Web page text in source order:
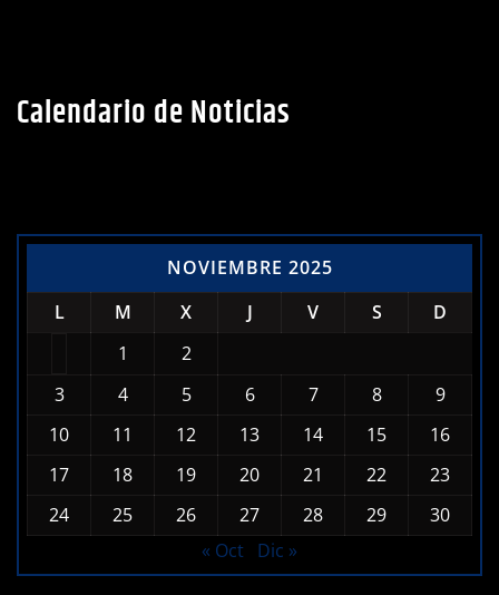
Calendario de Noticias
NOVIEMBRE 2025
L
M X J V S
D
1
2
3
4 5 6 7 8
9
10
11 12 13 14 15
16
17
18 19 20 21 22
23
24
25 26 27 28 29
30
« Oct Dic »